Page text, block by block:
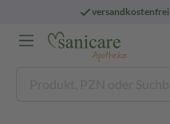
versandkostenfrei